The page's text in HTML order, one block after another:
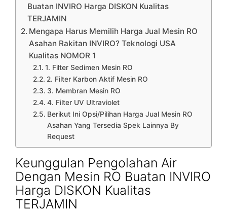
Buatan INVIRO Harga DISKON Kualitas
TERJAMIN
Mengapa Harus Memilih Harga Jual Mesin RO
Asahan Rakitan INVIRO? Teknologi USA
Kualitas NOMOR 1
1. Filter Sedimen Mesin RO
2. Filter Karbon Aktif Mesin RO
3. Membran Mesin RO
4. Filter UV Ultraviolet
Berikut Ini Opsi/Pilihan Harga Jual Mesin RO
Asahan Yang Tersedia Spek Lainnya By
Request
Keunggulan Pengolahan Air
Dengan Mesin RO Buatan INVIRO
Harga DISKON Kualitas
TERJAMIN